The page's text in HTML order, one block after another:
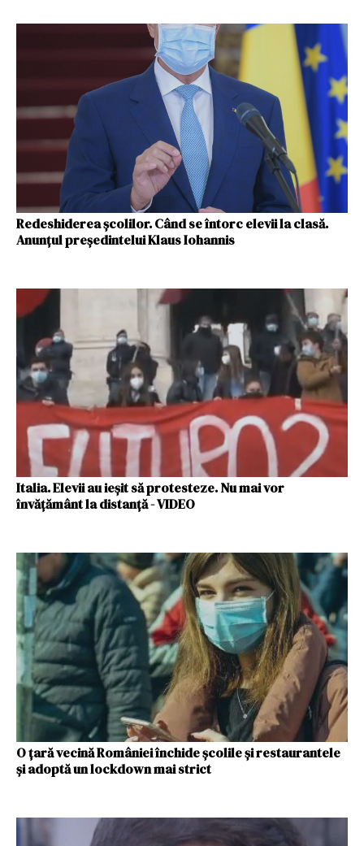
Redeshiderea şcolilor. Când se întorc elevii la clasă.
Anunţul preşedintelui Klaus Iohannis
Italia. Elevii au ieşit să protesteze. Nu mai vor
învăţământ la distanţă - VIDEO
O ţară vecină României închide şcolile şi restaurantele
şi adoptă un lockdown mai strict